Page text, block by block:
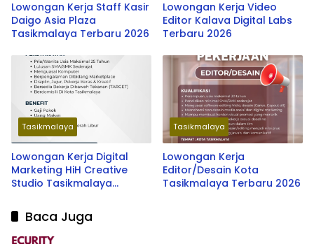
Lowongan Kerja Staff Kasir
Daigo Asia Plaza
Tasikmalaya Terbaru 2026
Lowongan Kerja Video
Editor Kalava Digital Labs
Terbaru 2026
Tasikmalaya
Lowongan Kerja Digital
Marketing HiH Creative
Studio Tasikmalaya
Tasikmalaya
Lowongan Kerja
Editor/Desain Kota
Tasikmalaya Terbaru 2026
Baca Juga